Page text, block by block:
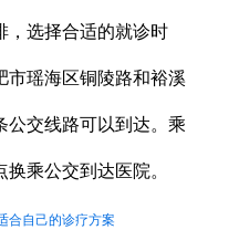
，选择合适的就诊时
市瑶海区铜陵路和裕溪
公交线路可以到达。乘
乘公交到达医院。
合自己的诊疗方案